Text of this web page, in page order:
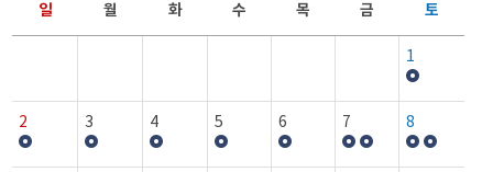
일 월 화 수 목 금 토
1
2 3 4 5 6 7 8